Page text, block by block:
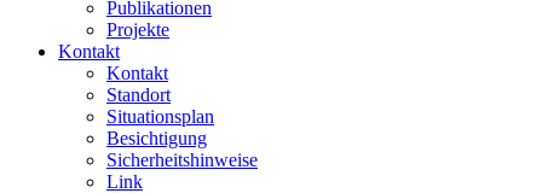
Publikationen
Projekte
Kontakt
Kontakt
Standort
Situationsplan
Besichtigung
Sicherheitshinweise
Link